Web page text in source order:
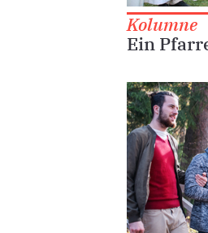
Kolumne
Ein